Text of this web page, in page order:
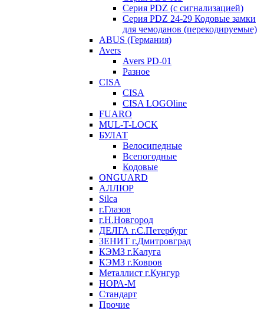
Серия PDZ (с сигнализацией)
Серия PDZ 24-29 Кодовые замки
для чемоданов (перекодируемые)
ABUS (Германия)
Avers
Avers PD-01
Разное
CISA
CISA
CISA LOGOline
FUARO
MUL-T-LOCK
БУЛАТ
Велосипедные
Всепогодные
Кодовые
ONGUARD
АЛЛЮР
Silca
г.Глазов
г.Н.Новгород
ДЕЛГА г.С.Петербург
ЗЕНИТ г.Дмитровград
КЭМЗ г.Калуга
КЭМЗ г.Ковров
Металлист г.Кунгур
НОРА-М
Стандарт
Прочие